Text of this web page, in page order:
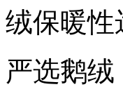
绒保暖性
严选鹅